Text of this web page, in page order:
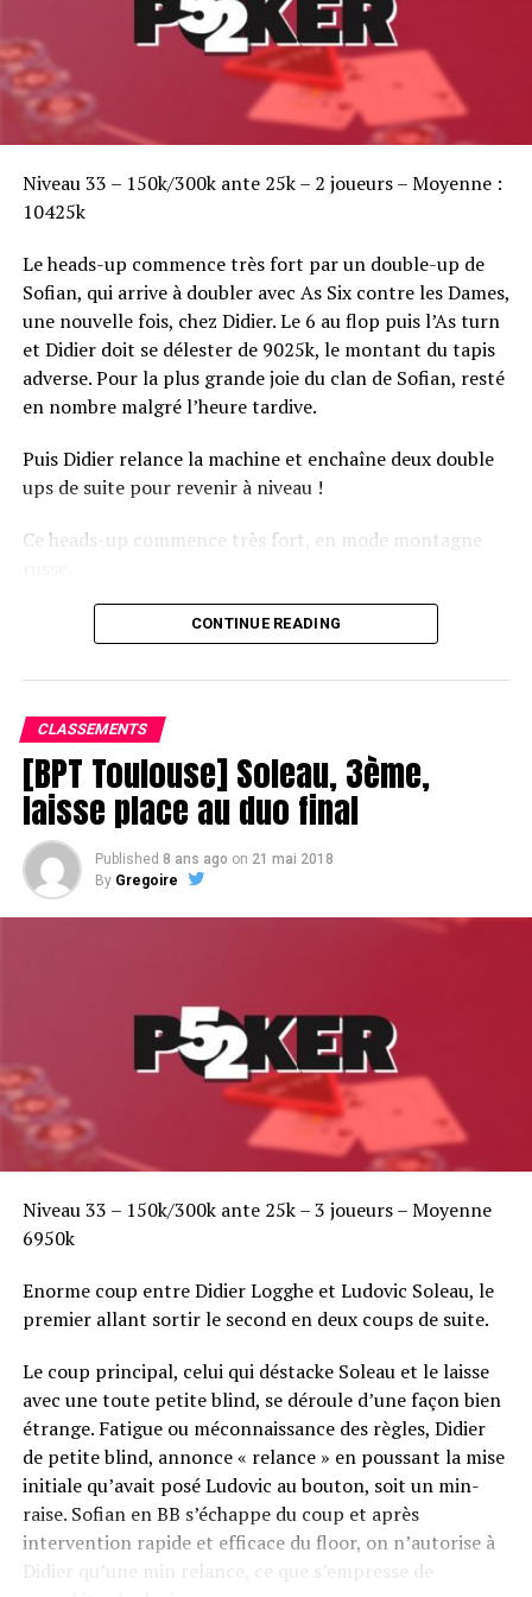
Niveau 33 – 150k/300k ante 25k – 2 joueurs – Moyenne :
10425k
Le heads-up commence très fort par un double-up de
Sofian, qui arrive à doubler avec As Six contre les Dames,
une nouvelle fois, chez Didier. Le 6 au flop puis l’As turn
et Didier doit se délester de 9025k, le montant du tapis
adverse. Pour la plus grande joie du clan de Sofian, resté
en nombre malgré l’heure tardive.
Puis Didier relance la machine et enchaîne deux double
ups de suite pour revenir à niveau !
Ce heads-up commence très fort, en mode montagne
Le champagne va réchauffer si les deux finalistes ne se décident pas !
CONTINUE READING
CLASSEMENTS
[BPT Toulouse] Soleau, 3ème,
laisse place au duo final
Published 8 ans ago on 21 mai 2018
By Gregoire
Niveau 33 – 150k/300k ante 25k – 3 joueurs – Moyenne
6950k
Enorme coup entre Didier Logghe et Ludovic Soleau, le
premier allant sortir le second en deux coups de suite.
Le coup principal, celui qui déstacke Soleau et le laisse
avec une toute petite blind, se déroule d’une façon bien
étrange. Fatigue ou méconnaissance des règles, Didier
de petite blind, annonce « relance » en poussant la mise
initiale qu’avait posé Ludovic au bouton, soit un min-
raise. Sofian en BB s’échappe du coup et après
intervention rapide et efficace du floor, on n’autorise à
Didier qu’une min relance, ce que s’empresse de